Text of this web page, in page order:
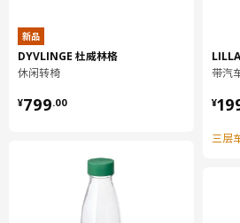
刨花板, 密胺贴膜, 塑料封边, 塑料封边
壁柜
背板:
纤维板, 纸制贴膜, 纸制贴膜
厨房缓冲式合叶
新品
DYVLINGE 杜威林格
休闲转椅
¥799.00
¥ 799.00
带汽
¥
¥
三层